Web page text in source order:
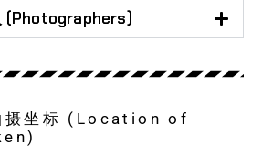
(Photographers)
摄坐标 (Location of